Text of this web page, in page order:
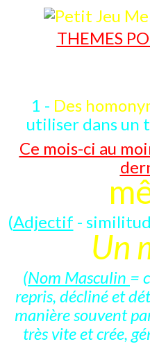
THEMES
1 - Des
utiliser dans un
Ce mois-ci au
(Adjectif -
Un
(Nom Masculin =
repris, décliné et
manière souvent
très vite et crée,